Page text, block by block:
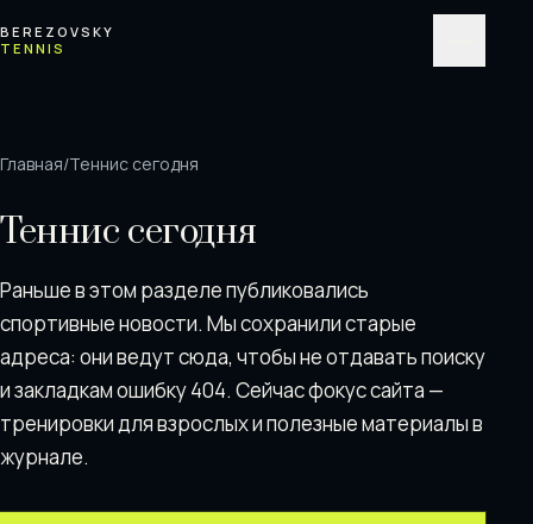
BEREZOVSKY
TENNIS
Главная/Теннис сегодня
Теннис сегодня
Раньше в этом разделе публиковались
спортивные новости. Мы сохранили старые
адреса: они ведут сюда, чтобы не отдавать поискy
и закладкам ошибку 404. Сейчас фокус сайта —
тренировки для взрослых и полезные материалы в
журнале.